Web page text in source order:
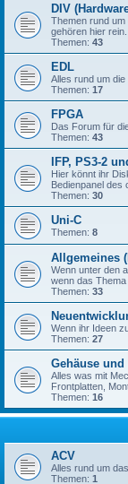
DIV
Themen rund um
gehören hier rein.
Themen: 43
EDL
Alles rund um
Themen: 17
FPGA
Das Forum für
Themen: 43
IFP, PS3-2
Hier könnt ihr
Bedienpanel des
Themen: 30
Uni-C
Themen: 8
Allgemeines
Wenn unter den
wenn das
Themen: 33
Wenn ihr Ideen
Themen: 27
Gehäuse
Alles was mit
Frontplatten,
Themen: 16
ACV
Alles rund um
Themen: 1